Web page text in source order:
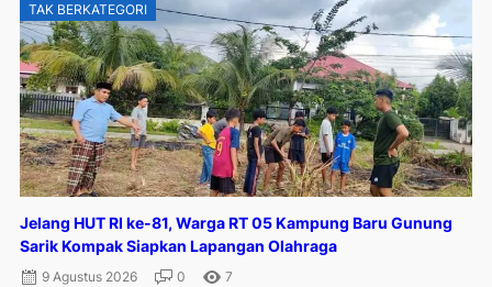
TAK BERKATEGORI
Jelang HUT RI ke-81, Warga RT 05 Kampung Baru Gunung
Sarik Kompak Siapkan Lapangan Olahraga
9 Agustus 2026 0 7